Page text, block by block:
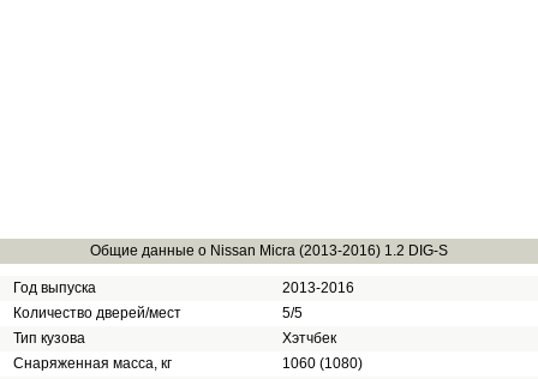
Общие данные о Nissan Micra (2013-2016) 1.2 DIG-S
Год выпуска
2013-2016
Количество дверей/мест
5/5
Тип кузова
Хэтчбек
Снаряженная масса, кг
1060 (1080)